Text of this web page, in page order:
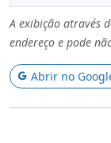
A exibição através
endereço e pode
Abrir no